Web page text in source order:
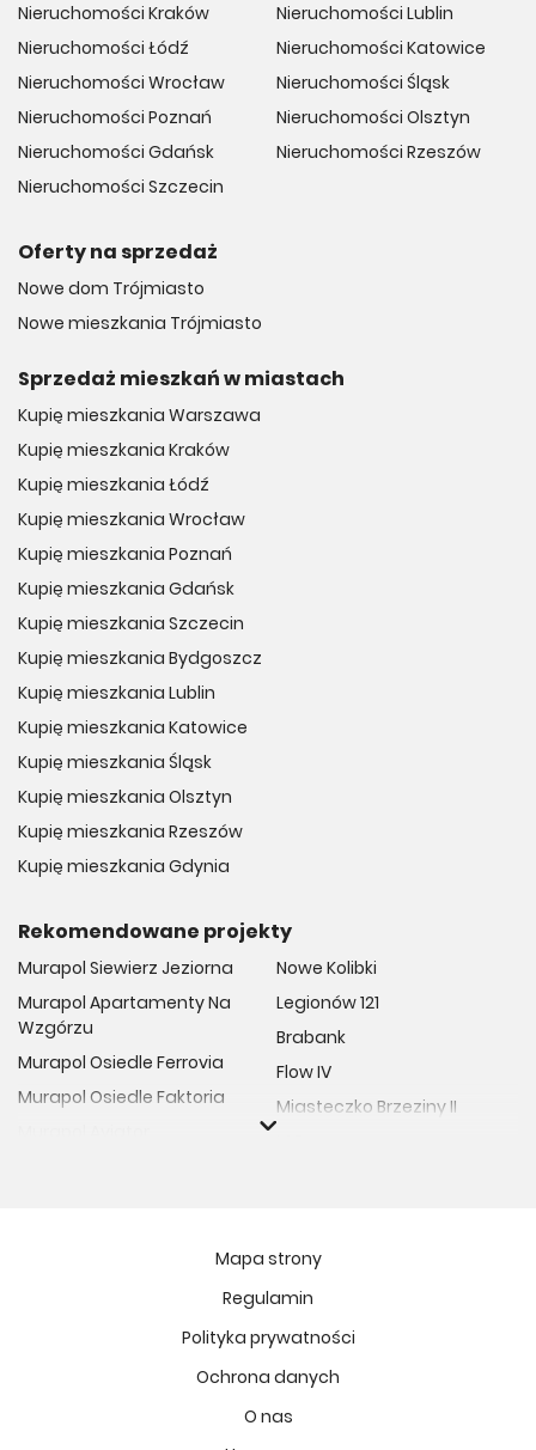
Nieruchomości Kraków
Nieruchomości Łódź
Nieruchomości Wrocław
Nieruchomości Poznań
Nieruchomości Gdańsk
Nieruchomości Szczecin
Nieruchomości Lublin
Nieruchomości Katowice
Nieruchomości Śląsk
Nieruchomości Olsztyn
Nieruchomości Rzeszów
Oferty na sprzedaż
Nowe dom Trójmiasto
Nowe mieszkania Trójmiasto
Sprzedaż mieszkań w miastach
Kupię mieszkania Warszawa
Kupię mieszkania Kraków
Kupię mieszkania Łódź
Kupię mieszkania Wrocław
Kupię mieszkania Poznań
Kupię mieszkania Gdańsk
Kupię mieszkania Szczecin
Kupię mieszkania Bydgoszcz
Kupię mieszkania Lublin
Kupię mieszkania Katowice
Kupię mieszkania Śląsk
Kupię mieszkania Olsztyn
Kupię mieszkania Rzeszów
Kupię mieszkania Gdynia
Rekomendowane projekty
Murapol Siewierz Jeziorna
Murapol Apartamenty Na
Wzgórzu
Murapol Osiedle Ferrovia
Murapol Osiedle Faktoria
Murapol Osiedle Szafirove
Nowe Kolibki
Legionów 121
Brabank
Flow IV
Miasteczko Brzeziny II
MIASTECZKO NOVA FALA
Żywiecka Vita
Osiedle Art Park
Mapa strony
Regulamin
Polityka prywatności
Ochrona danych
O nas